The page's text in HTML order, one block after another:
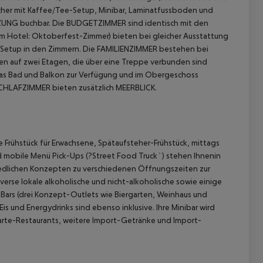
mit Kaffee/Tee-Setup, Minibar, Laminatfussboden und
buchbar. Die BUDGETZIMMER sind identisch mit den
Hotel: Oktoberfest-Zimmer) bieten bei gleicher Ausstattung
in den Zimmern. Die FAMILIENZIMMER bestehen bei
auf zwei Etagen, die über eine Treppe verbunden sind
und Balkon zur Verfügung und im Obergeschoss
bieten zusätzlich MEERBLICK.
für Erwachsene, Spätaufsteher-Frühstück, mittags
Menü Pick-Ups (?Street Food Truck`) stehen Ihnenin
Konzepten zu verschiedenen Öffnungszeiten zur
lokale alkoholische und nicht-alkoholische sowie einige
(drei Konzept-Outlets wie Biergarten, Weinhaus und
und Energydrinks sind ebenso inklusive. Ihre Minibar wird
Restaurants, weitere Import-Getränke und Import-